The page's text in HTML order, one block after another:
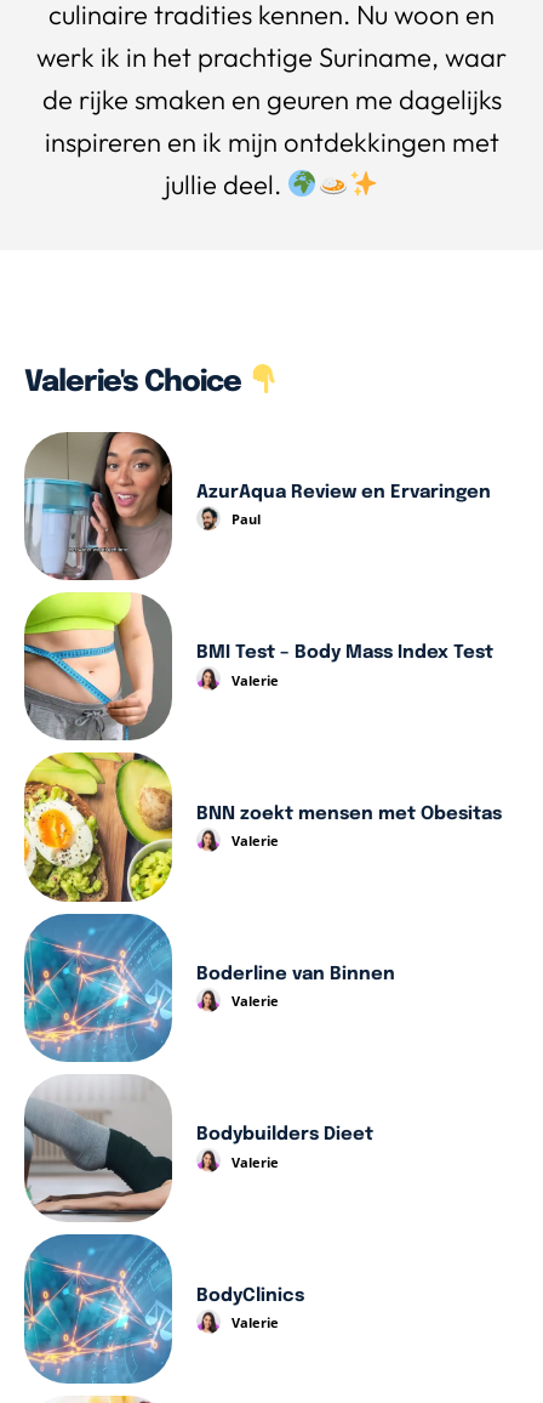
culinaire tradities kennen. Nu woon en
werk ik in het prachtige Suriname, waar
de rijke smaken en geuren me dagelijks
inspireren en ik mijn ontdekkingen met
jullie deel.
Valerie's Choice
AzurAqua Review en Ervaringen
Paul
BMI Test – Body Mass Index Test
Valerie
BNN zoekt mensen met Obesitas
Valerie
Boderline van Binnen
Valerie
Bodybuilders Dieet
Valerie
BodyClinics
Valerie